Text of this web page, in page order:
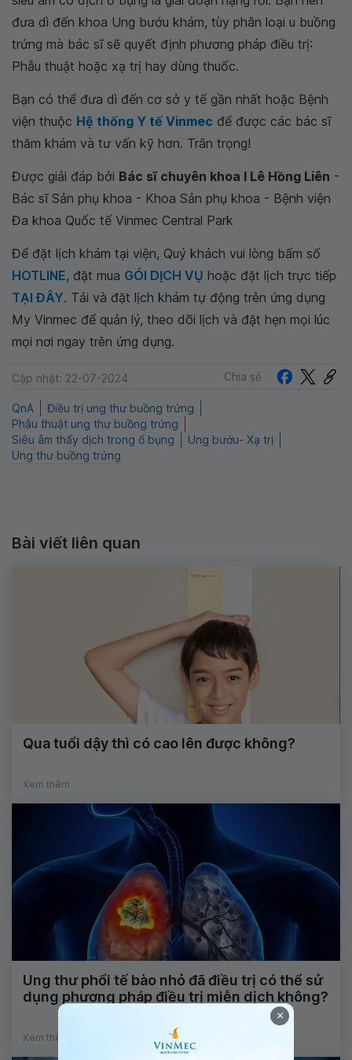
đưa dì đến khoa Ung bướu khám, tùy phân loại u buồng
trứng mà bác sĩ sẽ quyết định phương pháp điều trị:
Phẫu thuật hoặc xạ trị hay dùng thuốc.
Bạn có thể đưa dì đến cơ sở y tế gần nhất hoặc Bệnh
viện thuộc Hệ thống Y tế Vinmec để được các bác sĩ
thăm khám và tư vấn kỹ hơn. Trân trọng!
Được giải đáp bởi Bác sĩ chuyên khoa I Lê Hồng Liên -
Bác sĩ Sản phụ khoa - Khoa Sản phụ khoa - Bệnh viện
Đa khoa Quốc tế Vinmec Central Park
Để đặt lịch khám tại viện, Quý khách vui lòng bấm số
HOTLINE, đặt mua GÓI DỊCH VỤ hoặc đặt lịch trực tiếp
TẠI ĐÂY. Tải và đặt lịch khám tự động trên ứng dụng
My Vinmec để quản lý, theo dõi lịch và đặt hẹn mọi lúc
mọi nơi ngay trên ứng dụng.
Cập nhật: 22-07-2024 Chia sẻ
QnA
Điều trị ung thư buồng trứng
Phẫu thuật ung thư buồng trứng
Siêu âm thấy dịch trong ổ bụng
Ung bướu- Xạ trị
Ung thư buồng trứng
Bài viết liên quan
Qua tuổi dậy thì có cao lên được không?
Xem thêm
Ung thư phổi tế bào nhỏ đã điều trị có thể sử
dụng phương pháp điều trị miễn dịch không?
Xem thêm
×